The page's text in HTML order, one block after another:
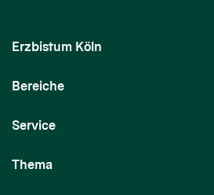
Erzbistum Köln
Bereiche
Service
Thema